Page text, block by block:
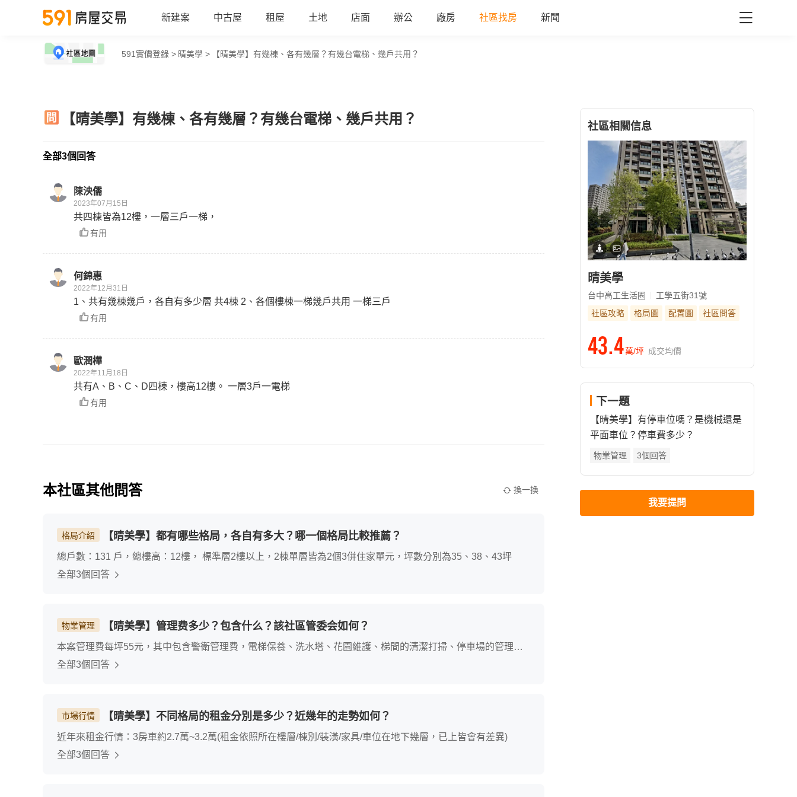
新建案 中古屋 租屋 土地 店面 辦公 廠房 社區找房 新聞
591實價登錄 > 晴美學 > 【晴美學】有幾棟、各有幾層？有幾台電梯、幾戶共用？
【晴美學】有幾棟、各有幾層？有幾台電梯、幾戶共用？
全部3個回答
陳泱儒
2023年07月15日
共四棟皆為12樓，一層三戶一梯，
有用
何錦惠
2022年12月31日
1、共有幾棟幾戶，各自有多少層 共4棟 2、各個樓棟一梯幾戶共用 一梯三戶
有用
歐潤樺
2022年11月18日
共有A、B、C、D四棟，樓高12樓。 一層3戶一電梯
有用
本社區其他問答 換一換
格局介紹 【晴美學】都有哪些格局，各自有多大？哪一個格局比較推薦？
總戶數：131 戶，總樓高：12樓， 標準層2樓以上，2棟單層皆為2個3併住家單元，坪數分別為35、38、43坪
全部3個回答
物業管理 【晴美學】管理费多少？包含什么？該社區管委会如何？
本案管理費每坪55元，其中包含警衛管理費，電梯保養、洗水塔、花園維護、梯間的清潔打掃、停車場的管理，
社區公共設施損壞的修繕。管委會比較注重環境整治，一直都有保持乾淨舒適的衛生環境水準。
全部3個回答
市場行情 【晴美學】不同格局的租金分別是多少？近幾年的走勢如何？
近年來租金行情：3房車約2.7萬~3.2萬(租金依照所在樓層/棟別/裝潢/家具/車位在地下幾層，已上皆會有差異)
全部3個回答
社區相關信息
晴美學
台中高工生活圈
工學五街31號
社區攻略
格局圖 配置圖 社區問答
43.4萬/坪 成交均價
下一題
【晴美學】有停車位嗎？是機械還是
平面車位？停車費多少？
物業管理 3個回答
我要提問